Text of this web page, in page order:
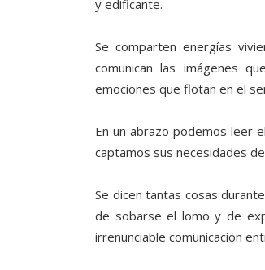
y edificante.
Se comparten energías
comunican las imágenes
emociones que flotan en el
En un abrazo podemos leer
captamos sus necesidades
Se dicen tantas cosas
de sobarse el lomo y de
irrenunciable comunicación